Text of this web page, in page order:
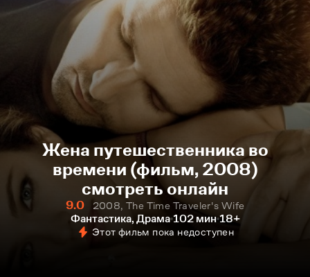
Жена путешественника во
времени (фильм, 2008)
смотреть онлайн
9.0
2008, The Time Traveler's Wife
Фантастика, Драма 102 мин 18+
Этот фильм пока недоступен